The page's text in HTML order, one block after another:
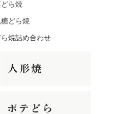
ら焼
どら焼
ら焼詰め合わせ